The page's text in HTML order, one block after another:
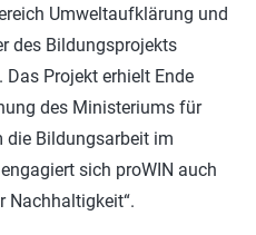
Umweltaufklärung und
des Bildungsprojekts
Das Projekt erhielt Ende
des Ministeriums für
die Bildungsarbeit im
sich proWIN auch
Nachhaltigkeit“.